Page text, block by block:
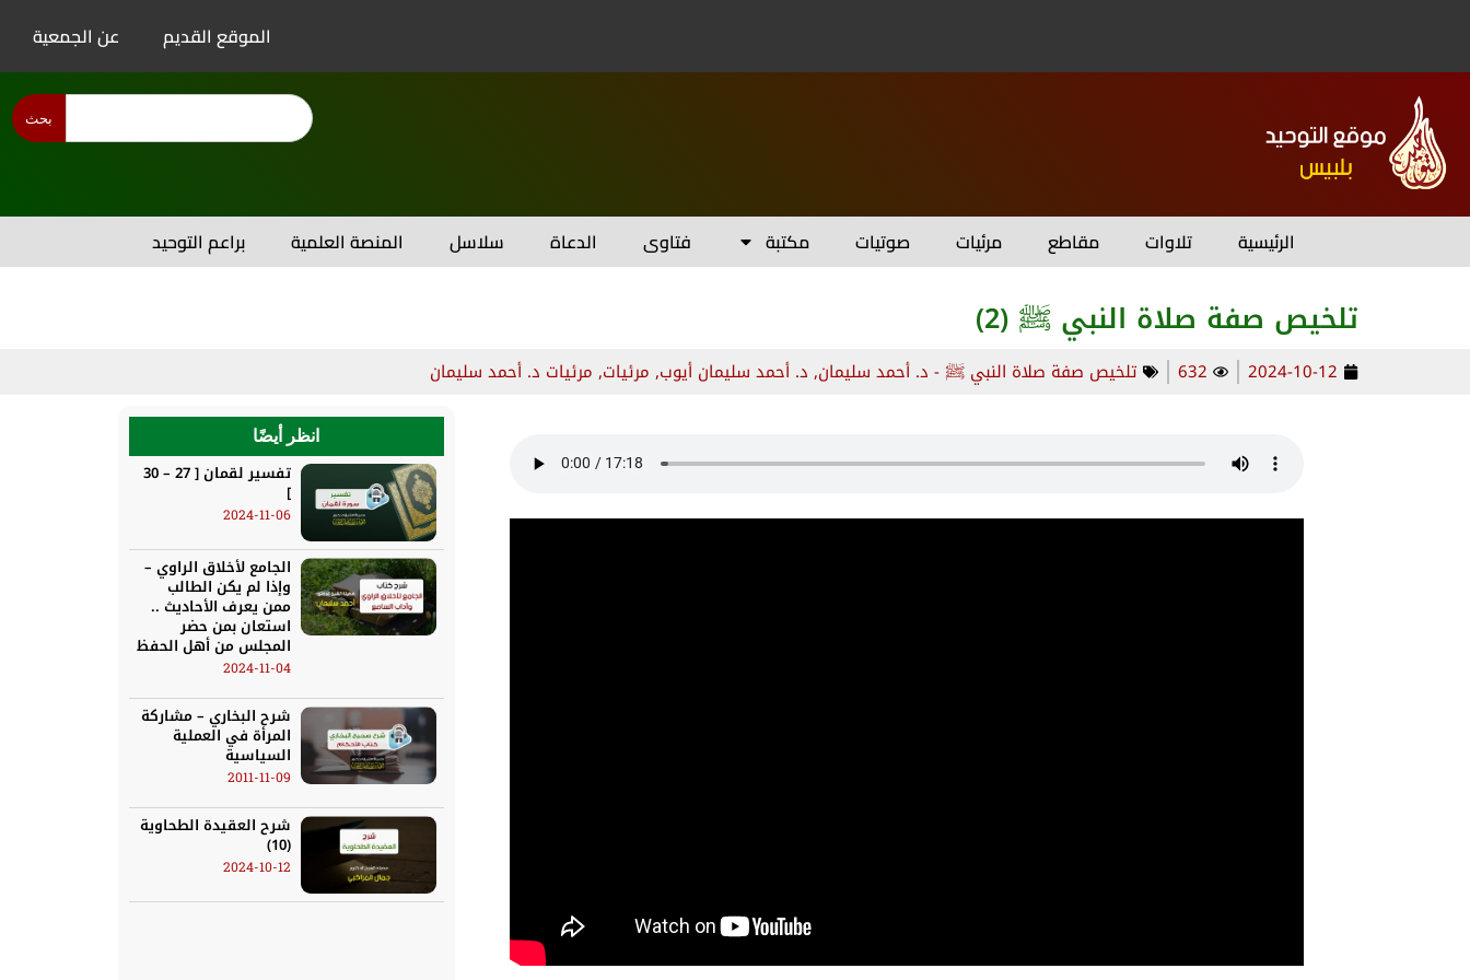
الموقع القديم عن الجمعية
بحث
الرئيسية تلاوات مقاطع مرئيات صوتيات مكتبة فتاوى الدعاة سلاسل المنصة العلمية براعم التوحيد
تلخيص صفة صلاة النبي ﷺ (2)
2024-10-12
632 تلخيص صفة صلاة النبي ﷺ - د. أحمد سليمان, د. أحمد سليمان أيوب, مرئيات, مرئيات د. أحمد سليمان
انظر أيضًا
تفسير لقمان [ 27 – 30
]
2024-11-06
الجامع لأخلاق الراوي –
وإذا لم يكن الطالب
ممن يعرف الأحاديث ..
استعان بمن حضر
المجلس من أهل الحفظ
2024-11-04
شرح البخاري – مشاركة
المرأة في العملية
السياسية
2011-11-09
شرح العقيدة الطحاوية
(10)
2024-10-12